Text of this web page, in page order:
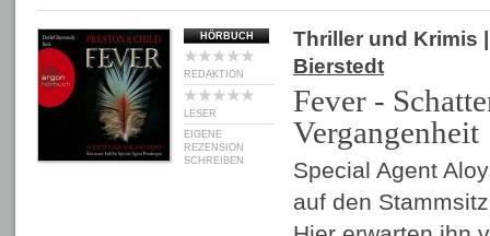
HÖRBUCH
REDAKTION
LESER
EIGENE
REZENSION
SCHREIBEN
Thriller und Krimis
Bierstedt
Fever -
Vergangenheit
Special Agent
auf den